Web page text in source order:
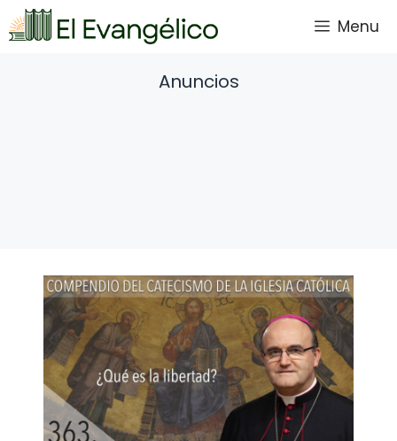
Saltar
al
Menu
Anuncios